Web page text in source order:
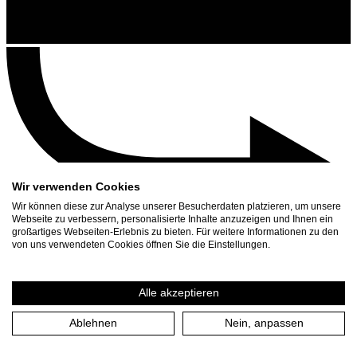
Contact
Press Download
Wir verwenden Cookies
Wir können diese zur Analyse unserer Besucherdaten platzieren, um unsere
Webseite zu verbessern, personalisierte Inhalte anzuzeigen und Ihnen ein
großartiges Webseiten-Erlebnis zu bieten. Für weitere Informationen zu den
von uns verwendeten Cookies öffnen Sie die Einstellungen.
Alle akzeptieren
Ablehnen Nein, anpassen